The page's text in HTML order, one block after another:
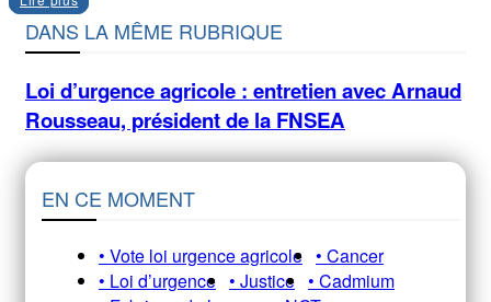
DANS LA MÊME RUBRIQUE
Loi d’urgence agricole : entretien avec Arnaud
Rousseau, président de la FNSEA
EN CE MOMENT
• Vote loi urgence agricole • Cancer
• Loi d’urgence • Justice • Cadmium